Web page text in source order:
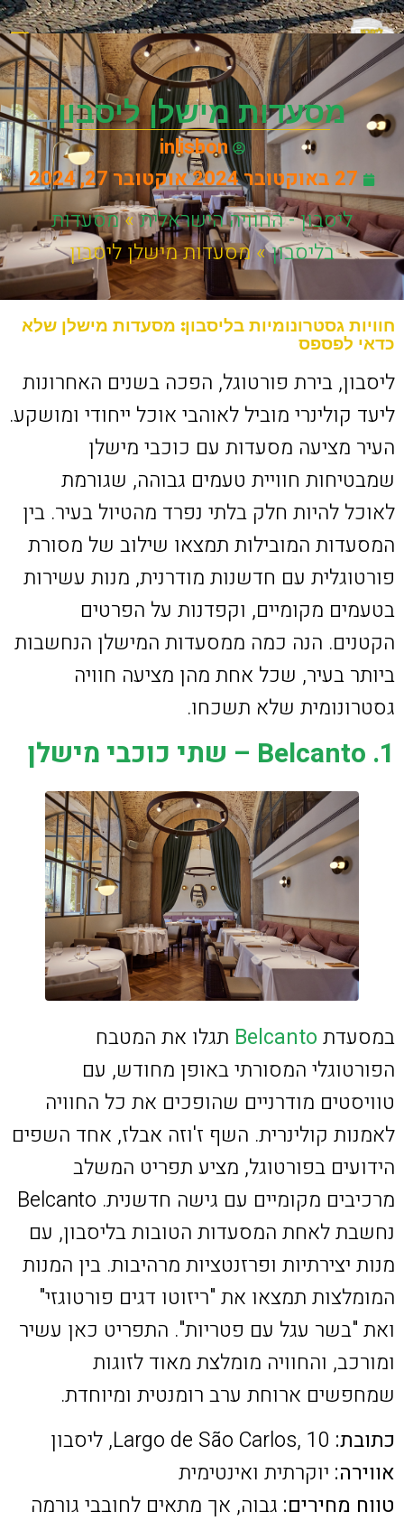
מסעדות מישלן ליסבון
inlisbon
27 באוקטובר 2024
אוקטובר 27, 2024
ליסבון - החוויה הישראלית»מסעדות
בליסבון»מסעדות מישלן ליסבון
חוויות גסטרונומיות בליסבון: מסעדות מישלן שלא
כדאי לפספס
ליסבון, בירת פורטוגל, הפכה בשנים האחרונות
ליעד קולינרי מוביל לאוהבי אוכל ייחודי ומושקע.
העיר מציעה מסעדות עם כוכבי מישלן
שמבטיחות חוויית טעמים גבוהה, שגורמת
לאוכל להיות חלק בלתי נפרד מהטיול בעיר. בין
המסעדות המובילות תמצאו שילוב של מסורת
פורטוגלית עם חדשנות מודרנית, מנות עשירות
בטעמים מקומיים, וקפדנות על הפרטים
הקטנים. הנה כמה ממסעדות המישלן הנחשבות
ביותר בעיר, שכל אחת מהן מציעה חוויה
גסטרונומית שלא תשכחו.
1. Belcanto – שתי כוכבי מישלן
במסעדת Belcanto תגלו את המטבח
הפורטוגלי המסורתי באופן מחודש, עם
טוויסטים מודרניים שהופכים את כל החוויה
לאמנות קולינרית. השף ז'וזה אבלז, אחד השפים
הידועים בפורטוגל, מציע תפריט המשלב
מרכיבים מקומיים עם גישה חדשנית. Belcanto
נחשבת לאחת המסעדות הטובות בליסבון, עם
מנות יצירתיות ופרזנטציות מרהיבות. בין המנות
המומלצות תמצאו את "ריזוטו דגים פורטוגזי"
ואת "בשר עגל עם פטריות". התפריט כאן עשיר
ומורכב, והחוויה מומלצת מאוד לזוגות
שמחפשים ארוחת ערב רומנטית ומיוחדת.
כתובת:
אווירה: יוקרתית ואינטימית
טווח מחירים: גבוה, אך מתאים לחובבי גורמה